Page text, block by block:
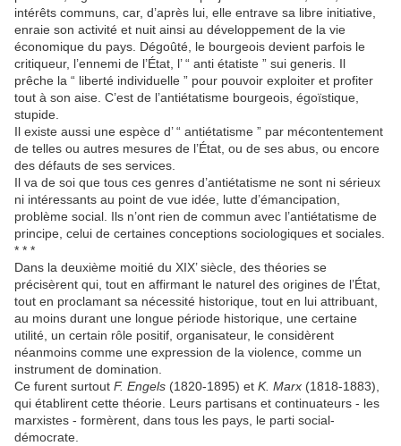
intérêts communs, car, d’après lui, elle entrave sa libre initiative,
enraie son activité et nuit ainsi au développement de la vie
économique du pays. Dégoûté, le bourgeois devient parfois le
critiqueur, l’ennemi de l’État, l’ “ anti étatiste ” sui generis. Il
prêche la “ liberté individuelle ” pour pouvoir exploiter et profiter
tout à son aise. C’est de l’antiétatisme bourgeois, égoïstique,
stupide.
Il existe aussi une espèce d’ “ antiétatisme ” par mécontentement
de telles ou autres mesures de l’État, ou de ses abus, ou encore
des défauts de ses services.
Il va de soi que tous ces genres d’antiétatisme ne sont ni sérieux
ni intéressants au point de vue idée, lutte d’émancipation,
problème social. Ils n’ont rien de commun avec l’antiétatisme de
principe, celui de certaines conceptions sociologiques et sociales.
* * *
Dans la deuxième moitié du XIX’ siècle, des théories se
précisèrent qui, tout en affirmant le naturel des origines de l’État,
tout en proclamant sa nécessité historique, tout en lui attribuant,
au moins durant une longue période historique, une certaine
utilité, un certain rôle positif, organisateur, le considèrent
néanmoins comme une expression de la violence, comme un
instrument de domination.
Ce furent surtout F. Engels (1820-1895) et K. Marx (1818-1883),
qui établirent cette théorie. Leurs partisans et continuateurs - les
marxistes - formèrent, dans tous les pays, le parti social-
démocrate.